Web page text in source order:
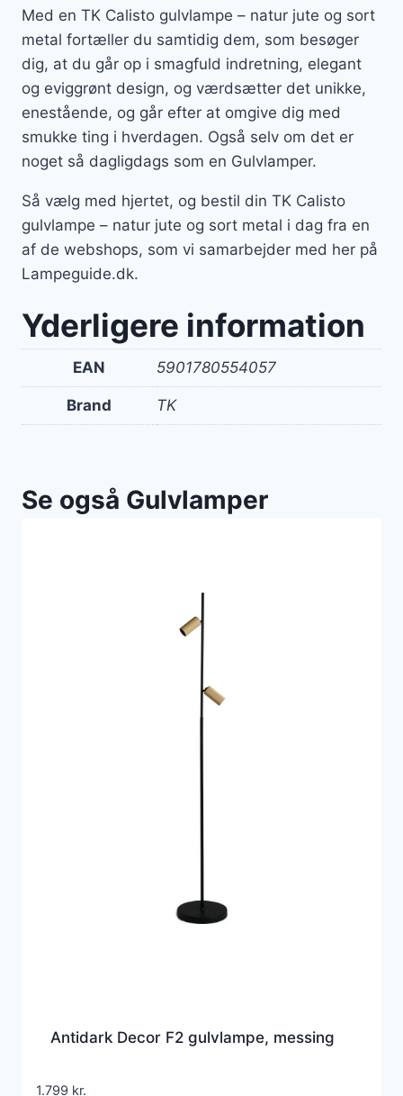
Med en TK Calisto gulvlampe – natur jute og sort
metal fortæller du samtidig dem, som besøger
dig, at du går op i smagfuld indretning, elegant
og eviggrønt design, og værdsætter det unikke,
enestående, og går efter at omgive dig med
smukke ting i hverdagen. Også selv om det er
noget så dagligdags som en Gulvlamper.
Så vælg med hjertet, og bestil din TK Calisto
gulvlampe – natur jute og sort metal i dag fra en
af de webshops, som vi samarbejder med her på
Lampeguide.dk.
Yderligere information
EAN 5901780554057
Brand TK
Se også Gulvlamper
Antidark Decor F2 gulvlampe, messing
1.799 kr.